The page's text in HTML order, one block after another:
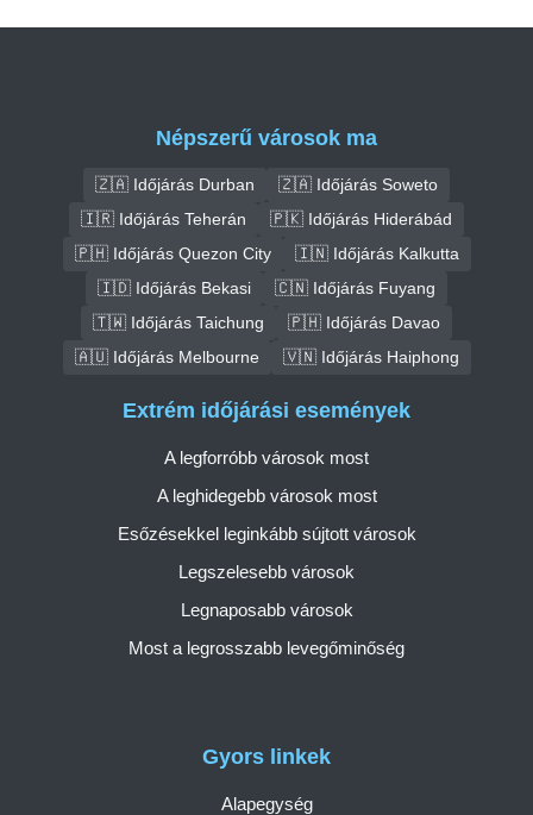
Népszerű városok ma
🇿🇦 Időjárás Durban
🇿🇦 Időjárás Soweto
🇮🇷 Időjárás Teherán
🇵🇰 Időjárás Hiderábád
🇵🇭 Időjárás Quezon City
🇮🇳 Időjárás Kalkutta
🇮🇩 Időjárás Bekasi
🇨🇳 Időjárás Fuyang
🇹🇼 Időjárás Taichung
🇵🇭 Időjárás Davao
🇦🇺 Időjárás Melbourne
🇻🇳 Időjárás Haiphong
Gyors linkek
Alapegység
Extrém időjárási események
A legforróbb városok most
A leghidegebb városok most
Esőzésekkel leginkább sújtott városok
Legszelesebb városok
Legnaposabb városok
Most a legrosszabb levegőminőség